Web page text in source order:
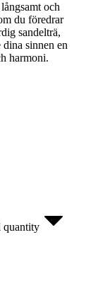
och
du föredrar
sandelträ,
sinnen en
harmoni.
quantity